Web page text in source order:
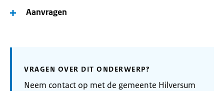
Aanvragen
VRAGEN OVER DIT ONDERWERP?
Neem contact op met de gemeente Hilversum